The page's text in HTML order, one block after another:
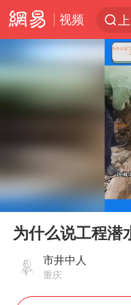
视频
Play
00:00
为什么说工程潜
市井中人
重庆